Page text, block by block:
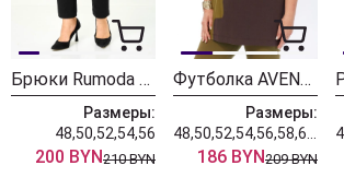
Брюки Rumoda 2289 черные
Размеры:
48,50,52,54,56
200 BYN210 BYN
Футболка AVENUE 0339-1
Размеры:
186 BYN209 BYN